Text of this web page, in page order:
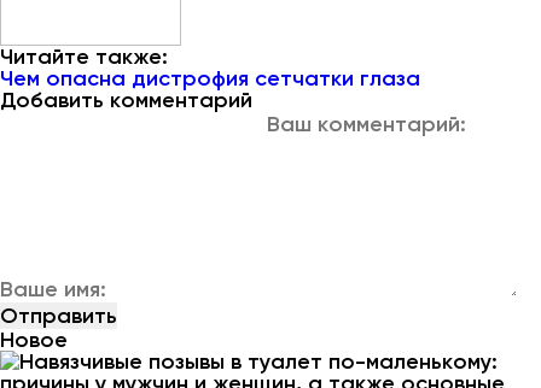
Читайте также:
Чем опасна дистрофия сетчатки глаза
Добавить комментарий
Новое